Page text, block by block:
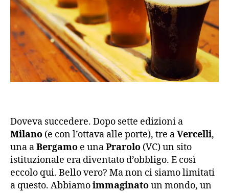
Doveva succedere. Dopo sette edizioni a
Milano (e con l’ottava alle porte), tre aVercelli,
una aBergamo e unaPrarolo (VC) un sito
istituzionale era diventato d’obbligo. E così
eccolo qui. Bello vero? Ma non ci siamo limitati
a questo. Abbiamoimmaginatoun mondo, un